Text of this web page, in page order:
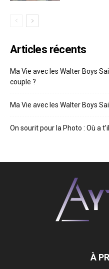
Articles récents
Ma Vie avec les Walter Boys
couple ?
Ma Vie avec les Walter Boys
On sourit pour la Photo : Où a
À